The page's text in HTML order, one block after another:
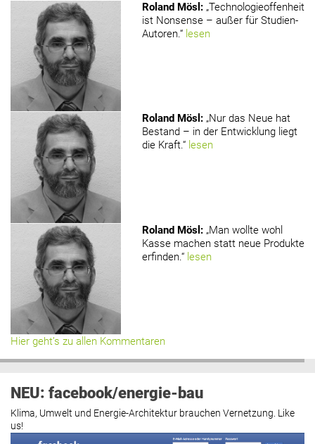
Roland Mösl : „Technologieoffenheit
ist Nonsense – außer für Studien-
Autoren.“ lesen
Roland Mösl : „Nur das Neue hat
Bestand – in der Entwicklung liegt
die Kraft.“ lesen
Roland Mösl : „Man wollte wohl
Kasse machen statt neue Produkte
erfinden.“ lesen
Hier geht’s zu allen Kommentaren
NEU: facebook/energie-bau
Klima, Umwelt und Energie-Architektur brauchen Vernetzung. Like
us!